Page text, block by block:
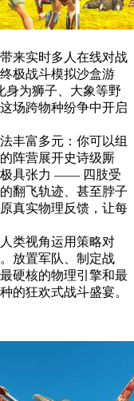
来实时多人在线对战
极战斗模拟沙盒游
为狮子、大象等野
场跨物种纷争中开启
丰富多元：你可以组
阵营展开史诗级厮
极具张力 —— 四肢受
翻飞轨迹、甚至脖子
真实物理反馈，让每
类视角运用策略对
放置军队、制定战
硬核的物理引擎和最
的狂欢式战斗盛宴。